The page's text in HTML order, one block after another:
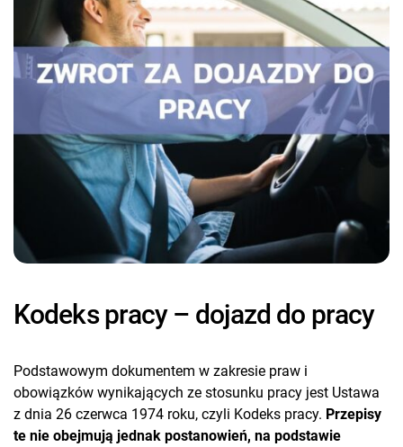
Kodeks pracy – dojazd do pracy
Podstawowym dokumentem w zakresie praw i
obowiązków wynikających ze stosunku pracy jest Ustawa
z dnia 26 czerwca 1974 roku, czyli Kodeks pracy. Przepisy
te nie obejmują jednak postanowień, na podstawie